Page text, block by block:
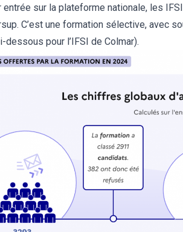
entrée sur la plateforme nationale, les
. C’est une formation sélective, avec
dessous pour l’IFSI de Colmar).